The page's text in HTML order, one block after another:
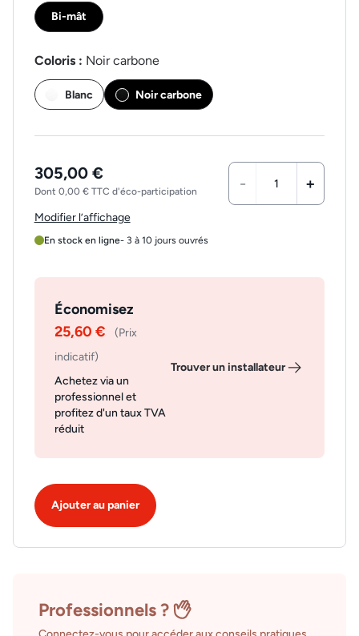
Bi-mât
Coloris : Noir carbone
Blanc Noir carbone
305,00 €
Dont 0,00 € TTC d'éco-participation - +
Modifier l’affichage
En stock en ligne- 3 à 10 jours ouvrés
Économisez
25,60 €
(Prix
indicatif)
Achetez via un
professionnel et
profitez d'un taux TVA
réduit
Trouver un installateur
Ajouter au panier
Professionnels ?